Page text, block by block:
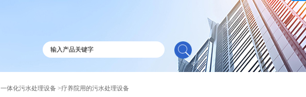
一体化污水处理设备 >疗养院用的污水处理设备